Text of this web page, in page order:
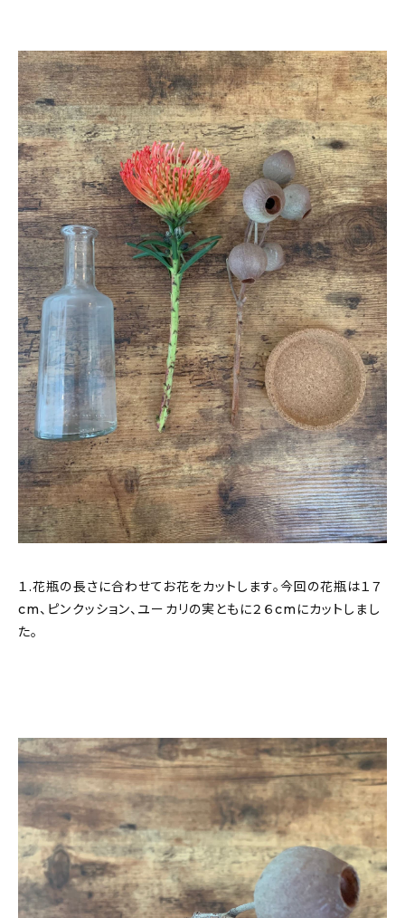
１.花瓶の長さに合わせてお花をカットします。今回の花瓶は１７
cm、ピンクッション、ユーカリの実ともに２６cmにカットしまし
た。